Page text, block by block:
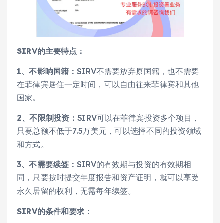
SIRV的主要特点：
1、不影响国籍：SIRV不需要放弃原国籍，也不需要
在菲律宾居住一定时间，可以自由往来菲律宾和其他
国家。
2、不限制投资：SIRV可以在菲律宾投资多个项目，
只要总额不低于7.5万美元，可以选择不同的投资领域
和方式。
3、不需要续签：SIRV的有效期与投资的有效期相
同，只要按时提交年度报告和资产证明，就可以享受
永久居留的权利，无需每年续签。
SIRV的条件和要求：